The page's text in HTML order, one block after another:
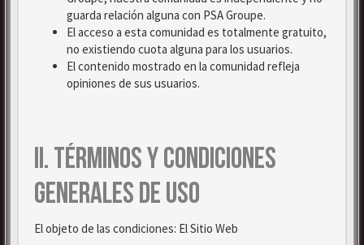
guarda relación alguna con PSA Groupe.
El acceso a esta comunidad es totalmente gratuito,
no existiendo cuota alguna para los usuarios.
El contenido mostrado en la comunidad refleja
opiniones de sus usuarios.
II. TÉRMINOS Y CONDICIONES
GENERALES DE USO
El objeto de las condiciones: El Sitio Web